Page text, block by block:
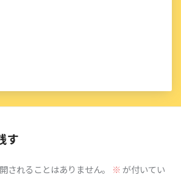
す
されることはありません。 ※が付いてい